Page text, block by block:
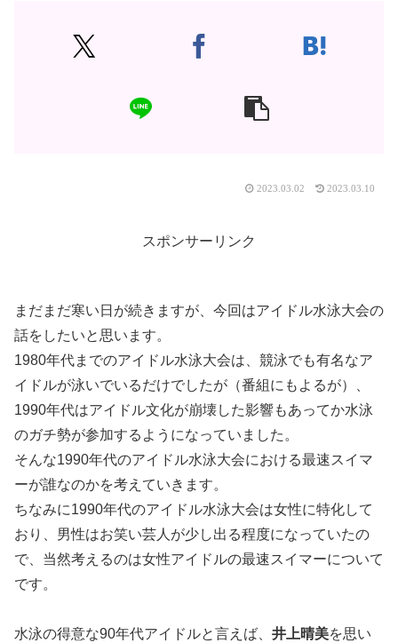
2023.03.02 2023.03.10
スポンサーリンク
まだまだ寒い日が続きますが、今回はアイドル水泳大会の
話をしたいと思います。
1980年代までのアイドル水泳大会は、競泳でも有名なア
イドルが泳いでいるだけでしたが（番組にもよるが）、
1990年代はアイドル文化が崩壊した影響もあってか水泳
のガチ勢が参加するようになっていました。
そんな1990年代のアイドル水泳大会における最速スイマ
ーが誰なのかを考えていきます。
ちなみに1990年代のアイドル水泳大会は女性に特化して
おり、男性はお笑い芸人が少し出る程度になっていたの
で、当然考えるのは女性アイドルの最速スイマーについて
です。
水泳の得意な90年代アイドルと言えば、 井上晴美を思い